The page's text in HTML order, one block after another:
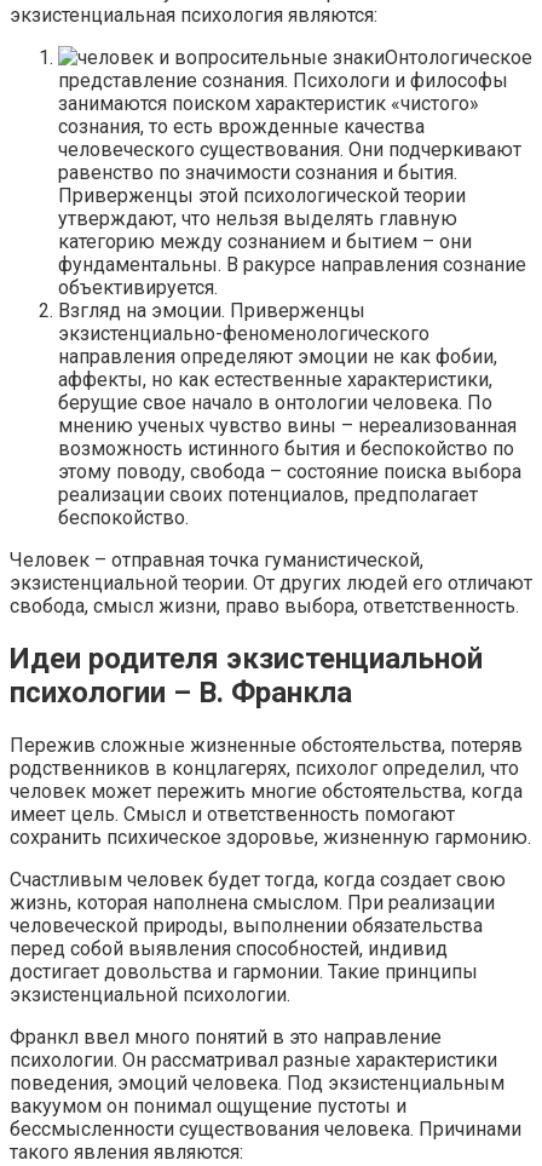
экзистенциальная психология являются:
Онтологическое
представление сознания. Психологи и философы
занимаются поиском характеристик «чистого»
сознания, то есть врожденные качества
человеческого существования. Они подчеркивают
равенство по значимости сознания и бытия.
Приверженцы этой психологической теории
утверждают, что нельзя выделять главную
категорию между сознанием и бытием – они
фундаментальны. В ракурсе направления сознание
объективируется.
Взгляд на эмоции. Приверженцы
экзистенциально-феноменологического
направления определяют эмоции не как фобии,
аффекты, но как естественные характеристики,
берущие свое начало в онтологии человека. По
мнению ученых чувство вины – нереализованная
возможность истинного бытия и беспокойство по
этому поводу, свобода – состояние поиска выбора
реализации своих потенциалов, предполагает
беспокойство.
Человек – отправная точка гуманистической,
экзистенциальной теории. От других людей его отличают
свобода, смысл жизни, право выбора, ответственность.
Идеи родителя экзистенциальной
психологии – В. Франкла
Пережив сложные жизненные обстоятельства, потеряв
родственников в концлагерях, психолог определил, что
человек может пережить многие обстоятельства, когда
имеет цель. Смысл и ответственность помогают
сохранить психическое здоровье, жизненную гармонию.
Счастливым человек будет тогда, когда создает свою
жизнь, которая наполнена смыслом. При реализации
человеческой природы, выполнении обязательства
перед собой выявления способностей, индивид
достигает довольства и гармонии. Такие принципы
экзистенциальной психологии.
Франкл ввел много понятий в это направление
психологии. Он рассматривал разные характеристики
поведения, эмоций человека. Под экзистенциальным
вакуумом он понимал ощущение пустоты и
бессмысленности существования человека. Причинами
такого явления являются: